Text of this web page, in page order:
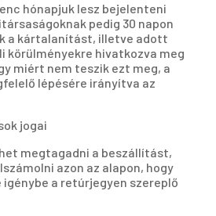
hónapjuk lesz bejelenteni
pedig 30 napon
a kártalanítást, illetve adott
körülményekre hivatkozva meg
miért nem teszik ezt meg, a
lépésére irányítva az
jogai
megtagadni a beszállítást,
azon az alapon, hogy
a retúrjegyen szereplő